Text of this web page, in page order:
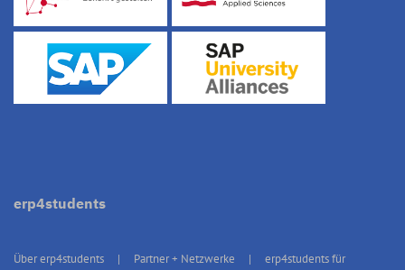
erp4students
Über erp4students Partner + Netzwerke
erp4students für